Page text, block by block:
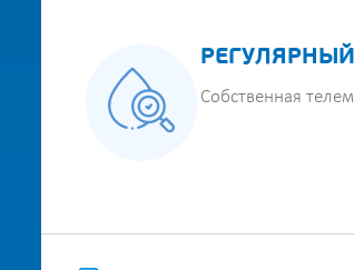
Собственная